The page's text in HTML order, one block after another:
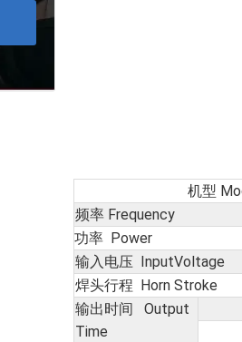
机型
频率 Frequency
功率 Power
输入电压 InputVoltage
焊头行程 Horn Stroke
输出时间 Output
Time